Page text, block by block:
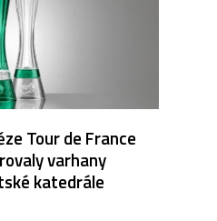
Tour de France
varhany
katedrále